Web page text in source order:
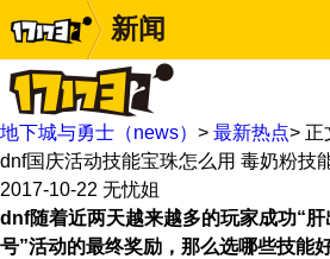
新闻
地下城与勇士（news） > 最新热点> 正
dnf国庆活动技能宝珠怎么用 毒奶粉技
2017-10-22 无忧姐
dnf随着近两天越来越多的玩家成功“
号”活动的最终奖励，那么选哪些技能